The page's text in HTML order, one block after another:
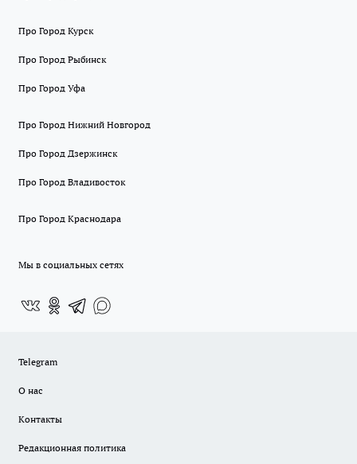
Про Город Курск
Про Город Рыбинск
Про Город Уфа
Про Город Нижний Новгород
Про Город Дзержинск
Про Город Владивосток
Про Город Краснодара
Мы в социальных сетях
Telegram
О нас
Контакты
Редакционная политика